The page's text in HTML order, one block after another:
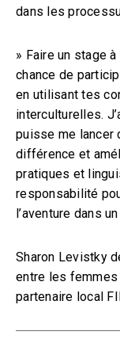
dans les
» Faire un stage
chance de
en utilisant tes
interculturelles.
puisse me lancer
différence et
pratiques et
responsabilité
l’aventure dans
Sharon Levistky
entre les
partenaire local